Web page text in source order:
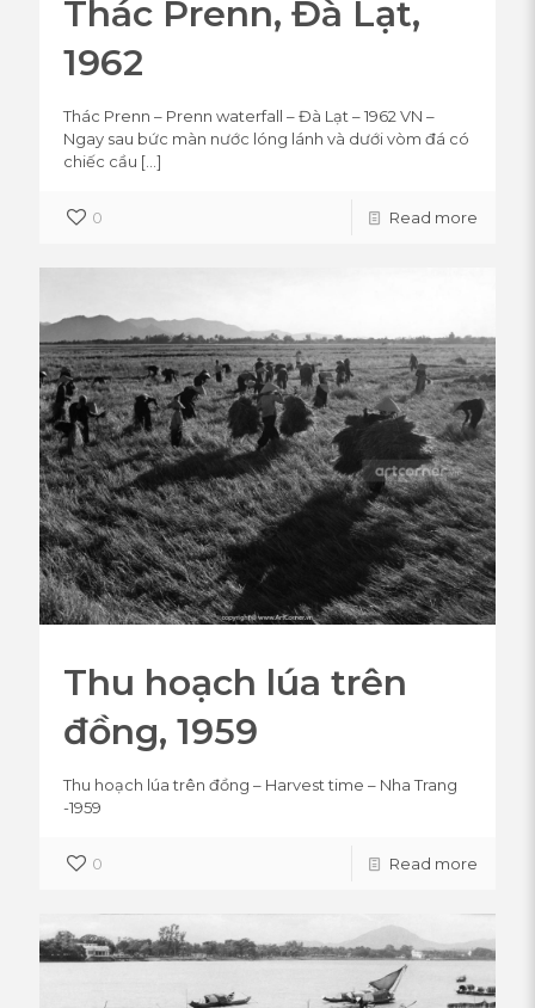
Thác Prenn, Đà Lạt,
1962
Thác Prenn – Prenn waterfall – Đà Lạt – 1962 VN –
Ngay sau bức màn nước lóng lánh và dưới vòm đá có
chiếc cầu […]
0 Read more
Thu hoạch lúa trên
đồng, 1959
Thu hoạch lúa trên đồng – Harvest time – Nha Trang
-1959
0 Read more